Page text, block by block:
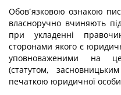
Обов´язковою ознакою
власноручно вчиняють
при укладенні
сторонами якого є
уповноваженими на
(статутом,
печаткою юридичної